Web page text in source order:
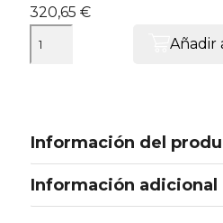
320,65 €
Añadir
Información del
Información adicional